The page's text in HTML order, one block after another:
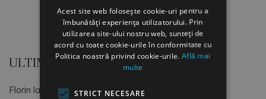
ULTIMELE COMENTARII
Florin la
OCUPATII SI CODURI COR
Acest site web folosește cookie-uri pentru a
îmbunătăți experiența utilizatorului. Prin
utilizarea site-ului nostru web, sunteți de
acord cu toate cookie-urile în conformitate cu
Politica noastră privind cookie-urile.Află mai
multe
STRICT NECESARE